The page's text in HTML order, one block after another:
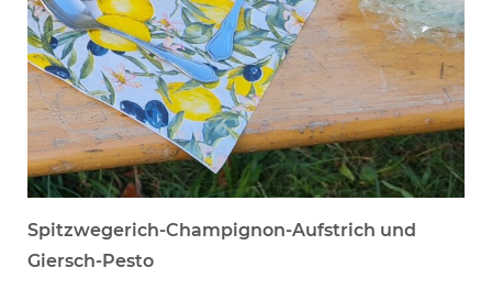
Spitzwegerich-Champignon-Aufstrich und
Giersch-Pesto